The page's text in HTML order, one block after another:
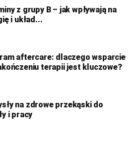
z grupy B – jak wpływają na
i układ...
aftercare: dlaczego wsparcie
terapii jest kluczowe?
na zdrowe przekąski do
i pracy